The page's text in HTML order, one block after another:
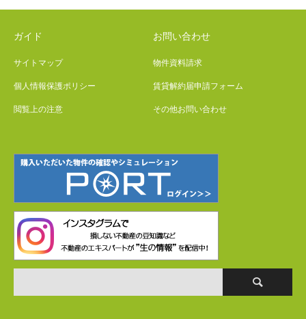
ガイド
サイトマップ
個人情報保護ポリシー
閲覧上の注意
お問い合わせ
物件資料請求
賃貸解約届申請フォーム
その他お問い合わせ